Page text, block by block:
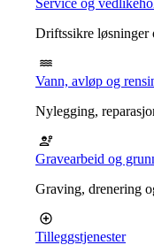
Driftssikre løsninger
Vann, avløp og
Nylegging,
Gravearbeid og
Graving, drenering
Tilleggstjenester